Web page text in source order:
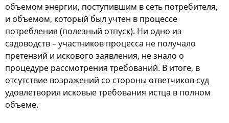
объемом энергии, поступившим в сеть потребителя,
и объемом, который был учтен в процессе
потребления (полезный отпуск). Ни одно из
садоводств – участников процесса не получало
претензий и искового заявления, не знало о
процедуре рассмотрения требований. В итоге, в
отсутствие возражений со стороны ответчиков суд
удовлетворил исковые требования истца в полном
объеме.